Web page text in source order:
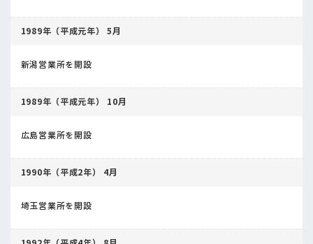
1989年（平成元年） 5月
新潟営業所を開設
1989年（平成元年） 10月
広島営業所を開設
1990年（平成2年） 4月
埼玉営業所を開設